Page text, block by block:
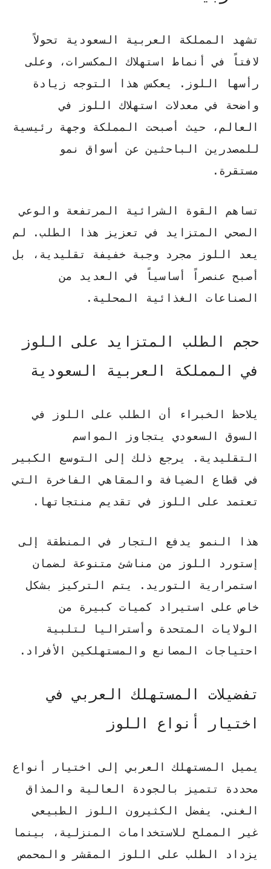
تشهد المملكة العربية السعودية تحولاً
لافتاً في أنماط استهلاك المكسرات، وعلى
رأسها اللوز. يعكس هذا التوجه زيادة
واضحة في معدلات
استهلاك اللوز في
العالم ، حيث أصبحت المملكة وجهة رئيسية
للمصدرين الباحثين عن أسواق نمو
مستقرة.
تساهم القوة الشرائية المرتفعة والوعي
الصحي المتزايد في تعزيز هذا الطلب. لم
يعد اللوز مجرد وجبة خفيفة تقليدية، بل
أصبح عنصراً أساسياً في العديد من
الصناعات الغذائية المحلية.
حجم الطلب المتزايد على اللوز
في المملكة العربية السعودية
يلاحظ الخبراء أن الطلب على اللوز في
السوق السعودي يتجاوز المواسم
التقليدية. يرجع ذلك إلى التوسع الكبير
في قطاع الضيافة والمقاهي الفاخرة التي
تعتمد على اللوز في تقديم منتجاتها.
هذا النمو يدفع التجار في المنطقة إلى
إستورد اللوز
من مناشئ متنوعة لضمان
استمرارية التوريد. يتم التركيز بشكل
خاص على استيراد كميات كبيرة من
الولايات المتحدة وأستراليا لتلبية
احتياجات المصانع والمستهلكين الأفراد.
تفضيلات المستهلك العربي في
اختيار أنواع اللوز
يميل المستهلك العربي إلى اختيار أنواع
محددة تتميز
بالجودة العالية والمذاق
الغني. يفضل الكثيرون اللوز الطبيعي
غير المملح للاستخدامات المنزلية، بينما
يزداد الطلب على اللوز المقشر والمحمص